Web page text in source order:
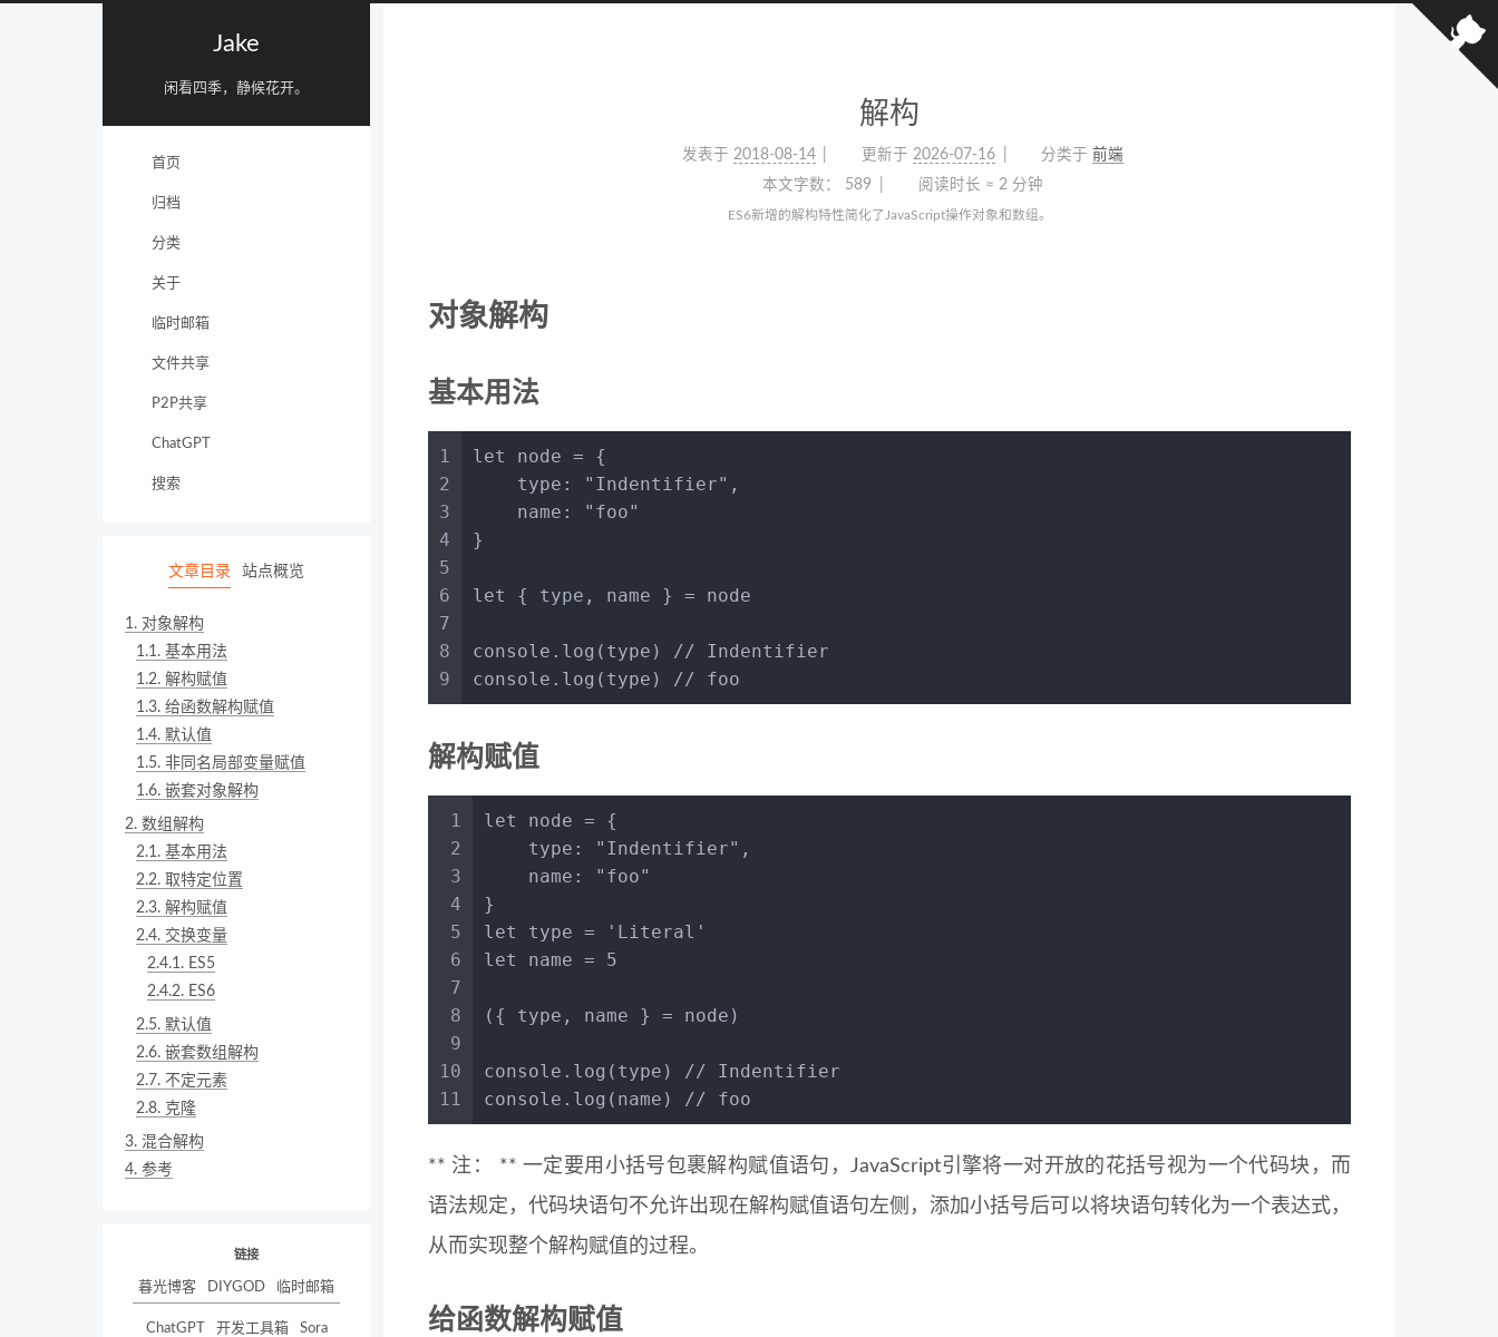
Jake
闲看四季，静候花开。
首页
归档
分类
关于
临时邮箱
文件共享
P2P共享
ChatGPT
搜索
文章目录 站点概览
1. 对象解构
1.1. 基本用法
1.2. 解构赋值
1.3. 给函数解构赋值
1.4. 默认值
1.5. 非同名局部变量赋值
1.6. 嵌套对象解构
2. 数组解构
2.1. 基本用法
2.2. 取特定位置
2.3. 解构赋值
2.4. 交换变量
2.4.1. ES5
2.4.2. ES6
2.5. 默认值
2.6. 嵌套数组解构
2.7. 不定元素
2.8. 克隆
3. 混合解构
4. 参考
链接
暮光博客 DIYGOD 临时邮箱
ChatGPT 开发工具箱 Sora
解构
发表于 2018-08-14 更新于 2026-07-16 分类于 前端
本文字数：
589 阅读时长 ≈ 2 分钟
ES6新增的解构特性简化了JavaScript操作对象和数组。
对象解构
基本用法
1
2
3
4
5
6
7
8
9
let
node = {
type : "Indentifier" ,
name :
"foo"
}
let { type, name } = node
console . log (type) // Indentifier
console . log (type) // foo
解构赋值
1
2
3
4
5
6
7
8
9
10
11
let
node = {
type : "Indentifier" ,
name :
"foo"
}
let
type =
'Literal'
let
name = 5
({ type, name } = node)
console . log (type) // Indentifier
console . log (name) // foo
** 注： ** 一定要用小括号包裹解构赋值语句，JavaScript引擎将一对开放的花括号视为一个代码块，而
语法规定，代码块语句不允许出现在解构赋值语句左侧，添加小括号后可以将块语句转化为一个表达式，
从而实现整个解构赋值的过程。
给函数解构赋值